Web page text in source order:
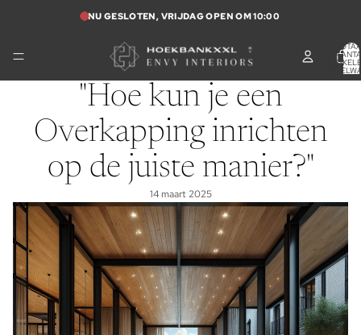
NU GESLOTEN, VRIJDAG OPEN OM 10:00
"Hoe kun je een
Overkapping inrichten
op de juiste manier?"
14 maart 2025